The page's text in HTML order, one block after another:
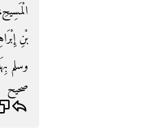
بْنِ
وسلم
صحيح